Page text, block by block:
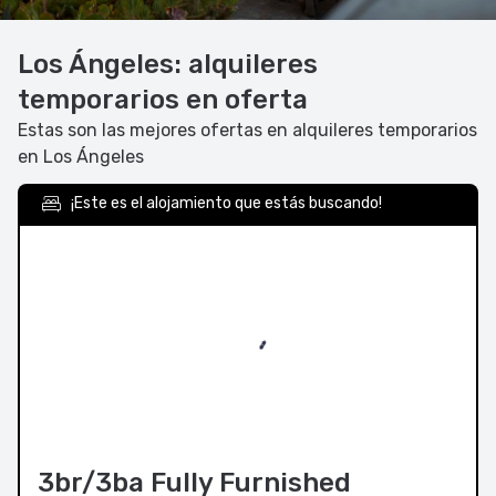
Los Ángeles: alquileres
temporarios en oferta
Estas son las mejores ofertas en alquileres temporarios
en Los Ángeles
¡Este es el alojamiento que estás buscando!
3br/3ba Fully Furnished